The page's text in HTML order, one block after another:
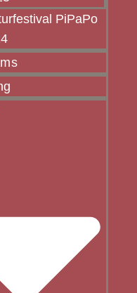
PiPaPo